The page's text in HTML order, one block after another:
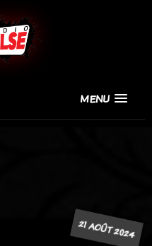
MENU
21 AOÛT 2024